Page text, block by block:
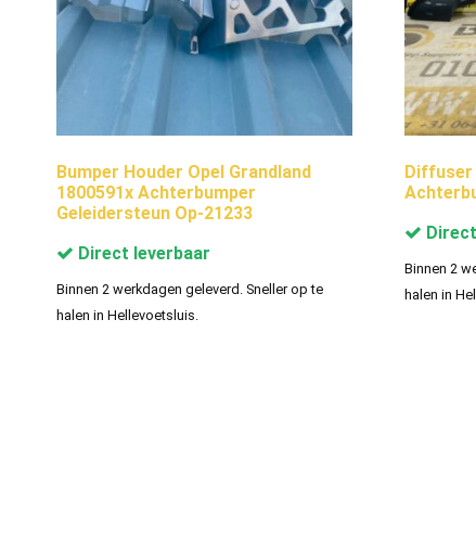
Bumper Houder Opel Grandland
1800591x Achterbumper
Geleidersteun Op-21233
Direct leverbaar
Binnen 2 werkdagen geleverd. Sneller op te
halen in Hellevoetsluis.
Diffuser
Binnen 2
halen in